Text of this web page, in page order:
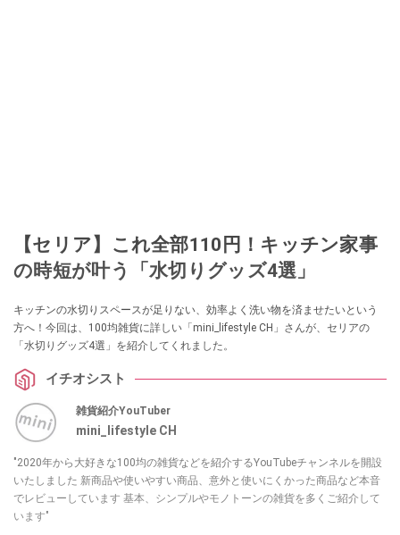
【セリア】これ全部110円！キッチン家事
の時短が叶う「水切りグッズ4選」
キッチンの水切りスペースが足りない、効率よく洗い物を済ませたいという
方へ！今回は、100均雑貨に詳しい「mini_lifestyle CH」さんが、セリアの
「水切りグッズ4選」を紹介してくれました。
イチオシスト
雑貨紹介YouTuber
mini_lifestyle CH
"2020年から大好きな100均の雑貨などを紹介するYouTubeチャンネルを開設
いたしました 新商品や使いやすい商品、意外と使いにくかった商品など本音
でレビューしています 基本、シンプルやモノトーンの雑貨を多くご紹介して
います"